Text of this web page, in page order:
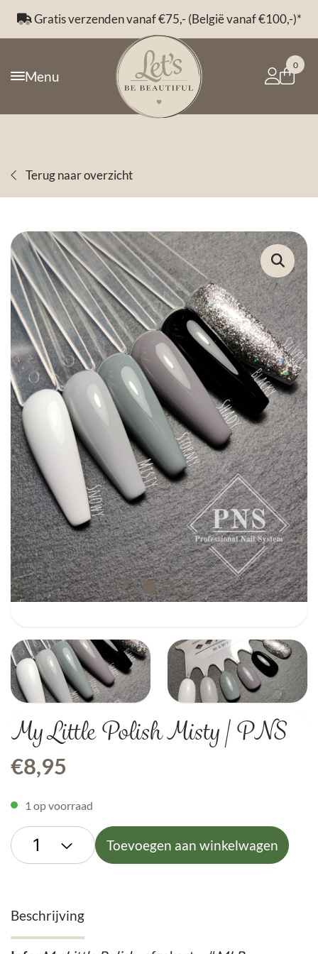
vanaf €75,- (België vanaf €100,-)* Voor
Menu
0
Terug naar overzicht
My Little Polish Misty | PNS
€8,95
1 op voorraad
Toevoegen aan winkelwagen
Beschrijving